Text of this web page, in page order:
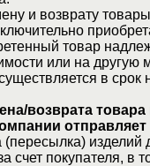
и возврату
товар
или на другую
в
возврата
(пересылка) изделий
счет покупателя, в